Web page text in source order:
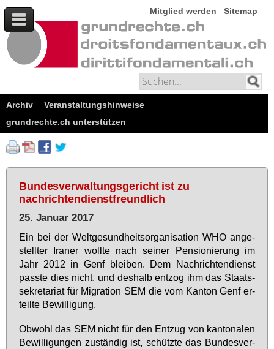
Mitglied werden Sitemap
Archiv
Veranstaltungshinweise
grundrechte.ch unterstützen
Bundesverwaltungsgericht ist zu
nachrichtendienstfreundlich
25. Januar 2017
Ein bei der Welt­ge­sund­heits­or­ga­ni­sa­ti­on WHO an­ge­
stell­ter Ira­ner woll­te nach sei­ner Pen­sio­nie­rung im
Jahr 2012 in Genf blei­ben. Dem Nach­rich­ten­dienst
pass­te dies nicht, und des­halb ent­zog ihm das Staats­
se­kre­ta­ri­at für Mi­gra­ti­on SEM die vom Kan­ton Genf er­
teil­te Be­wil­li­gung.
Ob­wohl das SEM nicht für den Ent­zug von kan­to­na­len
Be­wil­li­gun­gen zu­stän­dig ist, schütz­te das Bun­des­ver­